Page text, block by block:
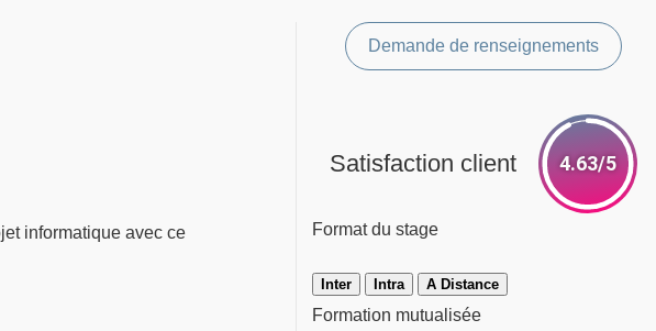
informatique avec ce
Demande de renseignements
Satisfaction client 4.63/5
Format du stage
Inter Intra A Distance
Formation mutualisée